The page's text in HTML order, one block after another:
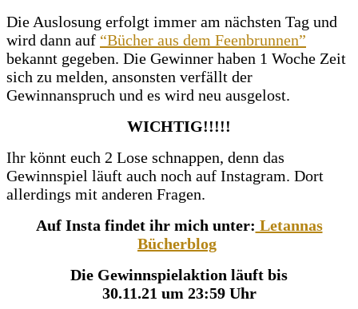
Die Auslosung erfolgt immer am nächsten Tag und
wird dann auf “Bücher aus dem Feenbrunnen”
bekannt gegeben. Die Gewinner haben 1 Woche Zeit
sich zu melden, ansonsten verfällt der
Gewinnanspruch und es wird neu ausgelost.
WICHTIG!!!!!
Ihr könnt euch 2 Lose schnappen, denn das
Gewinnspiel läuft auch noch auf Instagram. Dort
allerdings mit anderen Fragen.
Auf Insta findet ihr mich unter: Letannas
Bücherblog
Die Gewinnspielaktion läuft bis
30.11.21 um 23:59 Uhr